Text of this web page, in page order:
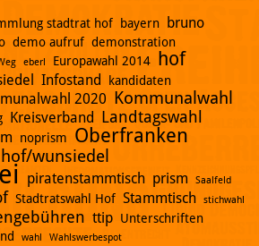
stadtrat hof bayern
bruno
demo aufruf demonstration
eberl Europawahl 2014 hof
Infostand
kandidaten
2020 Kommunalwahl
Kreisverband Landtagswahl
noprism Oberfranken
wunsiedel
piratenstammtisch prism Saalfeld
Stadtratswahl Hof Stammtisch stichwahl
ttip Unterschriften
wahl Wahlswerbespot